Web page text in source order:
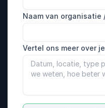
Naam van organisatie
Vertel ons meer over